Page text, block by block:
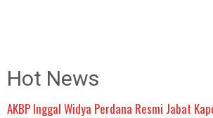
Hot News
AKBP Inggal Widya Perdana Resmi Jabat